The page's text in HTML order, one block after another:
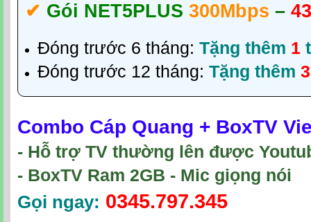
✔‎ Gói NET5PLUS 300Mbps –
Đóng trước 6 tháng: Tặng thêm 1
Đóng trước 12 tháng: Tặng thêm 3
Combo Cáp Quang + BoxTV
- Hỗ trợ TV thường lên được
- BoxTV Ram 2GB - Mic giọng nói
Gọi ngay: 0345.797.345